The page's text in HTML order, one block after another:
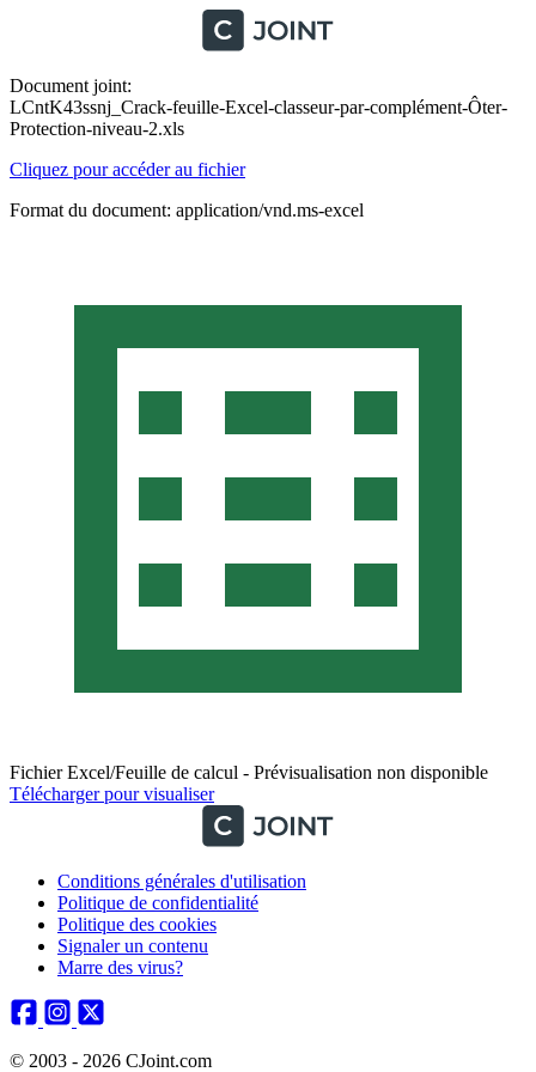
Document joint:
LCntK43ssnj_Crack-feuille-Excel-classeur-par-complément-Ôter-
Protection-niveau-2.xls
Cliquez pour accéder au fichier
Format du document: application/vnd.ms-excel
Fichier Excel/Feuille de calcul - Prévisualisation non disponible
Télécharger pour visualiser
Conditions générales d'utilisation
Politique de confidentialité
Politique des cookies
Signaler un contenu
Marre des virus?
© 2003 - 2026 CJoint.com